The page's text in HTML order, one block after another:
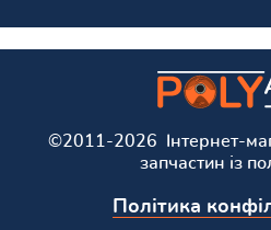
©2011-2026 Інтернет-
запчастин із
Політика